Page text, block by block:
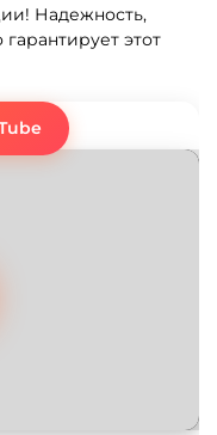
Надежность,
этот